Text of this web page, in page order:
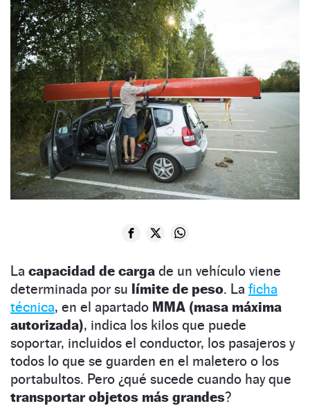
La capacidad de carga de un vehículo viene
determinada por su límite de peso. La ficha
técnica, en el apartado MMA (masa máxima
autorizada), indica los kilos que puede
soportar, incluidos el conductor, los pasajeros y
todos lo que se guarden en el maletero o los
portabultos. Pero ¿qué sucede cuando hay que
transportar objetos más grandes?